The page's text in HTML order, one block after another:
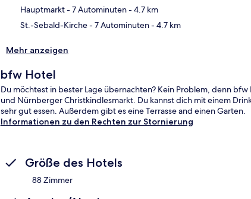
Hauptmarkt- 7 Autominuten- 4.7 km
St.-Sebald-Kirche- 7 Autominuten- 4.7 km
Mehr anzeigen
bfw Hotel
Du möchtest in bester Lage übernachten? Kein Problem, denn
und Nürnberger Christkindlesmarkt. Du kannst dich mit einem
sehr gut essen. Außerdem gibt es eine Terrasse and einen Garten.
Informationen zu den Rechten zur Stornierung
Größe des Hotels
88 Zimmer